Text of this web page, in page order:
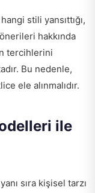
stili yansıttığı,
hakkında
tercihlerini
Bu nedenle,
ele alınmalıdır.
ile
sıra kişisel tarzı